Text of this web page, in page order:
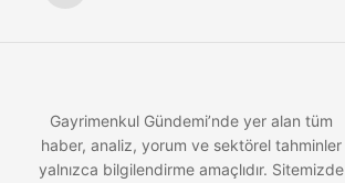
Gayrimenkul Gündemi’nde yer alan tüm
haber, analiz, yorum ve sektörel tahminler
yalnızca bilgilendirme amaçlıdır. Sitemizde